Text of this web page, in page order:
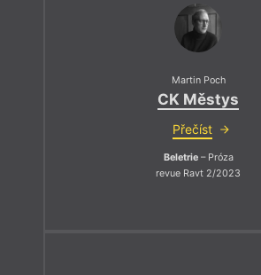
Martin Poch
CK Městys
Přečíst
Beletrie– Próza
revue Ravt 2/2023